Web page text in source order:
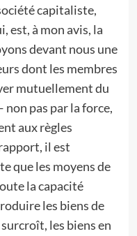
capitaliste,
est, à mon avis, la
devant nous une
dont les membres
mutuellement du
pas par la force,
aux règles
il est
que les moyens de
la capacité
les biens de
les biens en